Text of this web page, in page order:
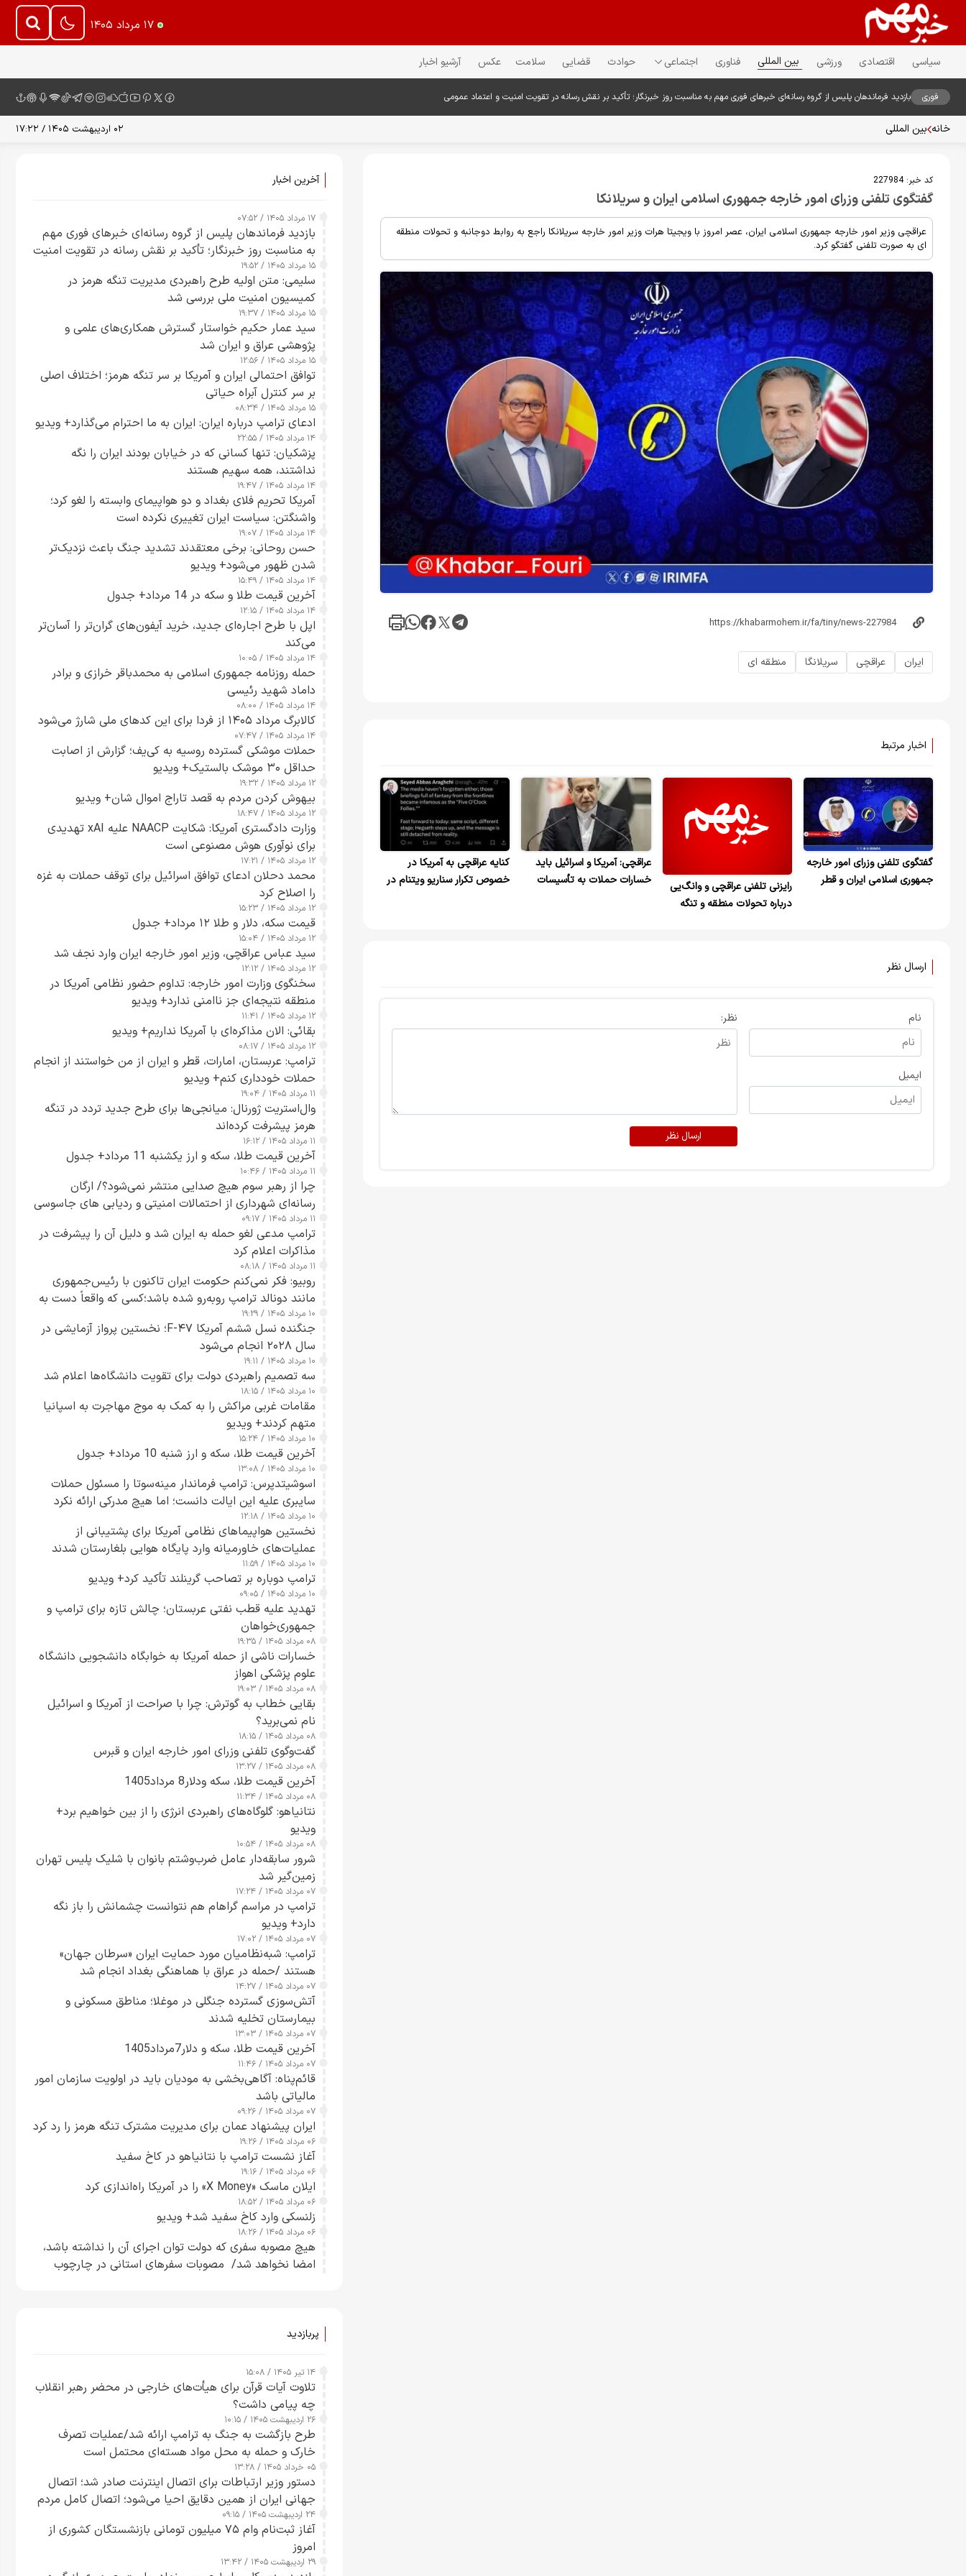
۱۷ مرداد ۱۴۰۵
سیاسی اقتصادی ورزشی بین المللی فناوری اجتماعی حوادث قضایی سلامت عکس آرشیو اخبار
فوری بازدید فرماندهان پلیس از گروه رسانه‌ای خبرهای فوری مهم به مناسبت روز خبرنگار؛ تأکید بر نقش رسانه در تقویت امنیت و اعتماد عمومی
خانه بین المللی ۰۲ اردیبهشت ۱۴۰۵ / ۱۷:۲۲
کد خبر:227984
گفتگوی تلفنی وزرای امور خارجه جمهوری اسلامی ایران و سریلانکا
عراقچی وزیر امور خارجه جمهوری اسلامی ایران، عصر امروز با ویجیتا هرات وزیر امور خارجه سریلانکا راجع به روابط دوجانبه و تحولات منطقه
ای به صورت تلفنی گفتگو کرد.
ایران عراقچی سریلانگا منطقه ای
اخبار مرتبط
گفتگوی تلفنی وزرای امور خارجه
جمهوری اسلامی ایران و قطر
رایزنی تلفنی عراقچی و وانگ‌یی
درباره تحولات منطقه و تنگه
عراقچی: آمریکا و اسرائیل باید
خسارات حملات به تأسیسات
کنایه عراقچی به آمریکا در
خصوص تکرار سناریو ویتنام در
ارسال نظر
نام
ایمیل
نظر:
ارسال نظر
آخرین اخبار
۱۷ مرداد ۱۴۰۵ / ۰۷:۵۲
بازدید فرماندهان پلیس از گروه رسانه‌ای خبرهای فوری مهم
به مناسبت روز خبرنگار؛ تأکید بر نقش رسانه در تقویت امنیت
و اعتماد عمومی
۱۵ مرداد ۱۴۰۵ / ۱۹:۵۲
سلیمی: متن اولیه طرح راهبردی مدیریت تنگه هرمز در
کمیسیون امنیت ملی بررسی شد
۱۵ مرداد ۱۴۰۵ / ۱۹:۳۷
سید عمار حکیم خواستار گسترش همکاری‌های علمی و
پژوهشی عراق و ایران شد
۱۵ مرداد ۱۴۰۵ / ۱۲:۵۶
توافق احتمالی ایران و آمریکا بر سر تنگه هرمز؛ اختلاف اصلی
بر سر کنترل آبراه حیاتی
۱۵ مرداد ۱۴۰۵ / ۰۸:۳۴
ادعای ترامپ درباره ایران: ایران به ما احترام می‌گذارد+ ویدیو
۱۴ مرداد ۱۴۰۵ / ۲۲:۵۵
پزشکیان: تنها کسانی که در خیابان بودند ایران را نگه
نداشتند، همه سهیم هستند
۱۴ مرداد ۱۴۰۵ / ۱۹:۴۷
آمریکا تحریم فلای بغداد و دو هواپیمای وابسته را لغو کرد؛
واشنگتن: سیاست ایران تغییری نکرده است
۱۴ مرداد ۱۴۰۵ / ۱۹:۰۷
حسن روحانی: برخی معتقدند تشدید جنگ باعث نزدیک‌تر
شدن ظهور می‌شود+ ویدیو
۱۴ مرداد ۱۴۰۵ / ۱۵:۴۹
آخرین قیمت طلا و سکه در 14 مرداد+ جدول
۱۴ مرداد ۱۴۰۵ / ۱۲:۱۵
اپل با طرح اجاره‌ای جدید، خرید آیفون‌های گران‌تر را آسان‌تر
می‌کند
۱۴ مرداد ۱۴۰۵ / ۱۰:۰۵
حمله روزنامه جمهوری اسلامی به محمدباقر خرازی و برادر
داماد شهید رئیسی
۱۴ مرداد ۱۴۰۵ / ۰۸:۰۰
کالابرگ مرداد ۱۴۰۵ از فردا برای این کدهای ملی شارژ می‌شود
۱۴ مرداد ۱۴۰۵ / ۰۷:۴۷
حملات موشکی گسترده روسیه به کی‌یف؛ گزارش از اصابت
حداقل ۳۰ موشک بالستیک+ ویدیو
۱۲ مرداد ۱۴۰۵ / ۱۹:۳۲
بیهوش کردن مردم به قصد تاراج اموال شان+ ویدیو
۱۲ مرداد ۱۴۰۵ / ۱۸:۴۷
وزارت دادگستری آمریکا: شکایت NAACP علیه xAI تهدیدی
برای نوآوری هوش مصنوعی است
۱۲ مرداد ۱۴۰۵ / ۱۷:۲۱
محمد دحلان ادعای توافق اسرائیل برای توقف حملات به غزه
را اصلاح کرد
۱۲ مرداد ۱۴۰۵ / ۱۵:۲۳
قیمت سکه، دلار و طلا ۱۲ مرداد+ جدول
۱۲ مرداد ۱۴۰۵ / ۱۵:۰۴
سید عباس عراقچی، وزیر امور خارجه ایران وارد نجف شد
۱۲ مرداد ۱۴۰۵ / ۱۲:۱۲
سخنگوی وزارت امور خارجه: تداوم حضور نظامی آمریکا در
منطقه نتیجه‌ای جز ناامنی ندارد+ ویدیو
۱۲ مرداد ۱۴۰۵ / ۱۱:۴۱
بقائی: الان مذاکره‌ای با آمریکا نداریم+ ویدیو
۱۲ مرداد ۱۴۰۵ / ۰۸:۱۷
ترامپ: عربستان، امارات، قطر و ایران از من خواستند از انجام
حملات خودداری کنم+ ویدیو
۱۱ مرداد ۱۴۰۵ / ۱۹:۰۴
وال‌استریت ژورنال: میانجی‌ها برای طرح جدید تردد در تنگه
هرمز پیشرفت کرده‌اند
۱۱ مرداد ۱۴۰۵ / ۱۶:۱۲
آخرین قیمت طلا، سکه و ارز یکشنبه 11 مرداد+ جدول
۱۱ مرداد ۱۴۰۵ / ۱۰:۴۶
چرا از رهبر سوم هیچ صدایی منتشر نمی‌شود؟/ ارگان
رسانه‌ای شهرداری از احتمالات امنیتی و ردیابی های جاسوسی
گفت
۱۱ مرداد ۱۴۰۵ / ۰۹:۱۷
ترامپ مدعی لغو حمله به ایران شد و دلیل آن را پیشرفت در
مذاکرات اعلام کرد
۱۱ مرداد ۱۴۰۵ / ۰۸:۱۸
روبیو: فکر نمی‌کنم حکومت ایران تاکنون با رئیس‌جمهوری
مانند دونالد ترامپ روبه‌رو شده باشد؛کسی که واقعاً دست به
اقدام می‌زند
۱۰ مرداد ۱۴۰۵ / ۱۹:۲۹
جنگنده نسل ششم آمریکا F-۴۷؛ نخستین پرواز آزمایشی در
سال ۲۰۲۸ انجام می‌شود
۱۰ مرداد ۱۴۰۵ / ۱۹:۱۱
سه تصمیم راهبردی دولت برای تقویت دانشگاه‌ها اعلام شد
۱۰ مرداد ۱۴۰۵ / ۱۸:۱۵
مقامات غربی مراکش را به کمک به موج مهاجرت به اسپانیا
متهم کردند+ ویدیو
۱۰ مرداد ۱۴۰۵ / ۱۵:۲۴
آخرین قیمت طلا، سکه و ارز شنبه 10 مرداد+ جدول
۱۰ مرداد ۱۴۰۵ / ۱۳:۰۸
اسوشیتدپرس: ترامپ فرماندار مینه‌سوتا را مسئول حملات
سایبری علیه این ایالت دانست؛ اما هیچ مدرکی ارائه نکرد
۱۰ مرداد ۱۴۰۵ / ۱۲:۱۸
نخستین هواپیماهای نظامی آمریکا برای پشتیبانی از
عملیات‌های خاورمیانه وارد پایگاه هوایی بلغارستان شدند
۱۰ مرداد ۱۴۰۵ / ۱۱:۵۹
ترامپ دوباره بر تصاحب گرینلند تأکید کرد+ ویدیو
۱۰ مرداد ۱۴۰۵ / ۰۹:۰۵
تهدید علیه قطب نفتی عربستان؛ چالش تازه برای ترامپ و
جمهوری‌خواهان
۰۸ مرداد ۱۴۰۵ / ۱۹:۳۵
خسارات ناشی از حمله آمریکا به خوابگاه دانشجویی دانشگاه
علوم پزشکی اهواز
۰۸ مرداد ۱۴۰۵ / ۱۹:۰۳
بقایی خطاب به گوترش: چرا با صراحت از آمریکا و اسرائیل
نام نمی‌برید؟
۰۸ مرداد ۱۴۰۵ / ۱۸:۱۵
گفت‌وگوی تلفنی وزرای امور خارجه ایران و قبرس
۰۸ مرداد ۱۴۰۵ / ۱۳:۲۷
آخرین قیمت طلا، سکه ودلار8 مرداد1405
۰۸ مرداد ۱۴۰۵ / ۱۱:۳۴
نتانیاهو: گلوگاه‌های راهبردی انرژی را از بین خواهیم برد+
ویدیو
۰۸ مرداد ۱۴۰۵ / ۱۰:۵۴
شرور سابقه‌دار عامل ضرب‌وشتم بانوان با شلیک پلیس تهران
زمین‌گیر شد
۰۷ مرداد ۱۴۰۵ / ۱۷:۲۴
ترامپ در مراسم گراهام هم نتوانست چشمانش را باز نگه
دارد+ ویدیو
۰۷ مرداد ۱۴۰۵ / ۱۷:۰۲
ترامپ: شبه‌نظامیان مورد حمایت ایران «سرطان جهان»
هستند /حمله در عراق با هماهنگی بغداد انجام شد
۰۷ مرداد ۱۴۰۵ / ۱۴:۲۷
آتش‌سوزی گسترده جنگلی در موغلا؛ مناطق مسکونی و
بیمارستان تخلیه شدند
۰۷ مرداد ۱۴۰۵ / ۱۳:۰۳
آخرین قیمت طلا، سکه و دلار7مرداد1405
۰۷ مرداد ۱۴۰۵ / ۱۱:۴۶
قائم‌پناه: آگاهی‌بخشی به مودیان باید در اولویت سازمان امور
مالیاتی باشد
۰۷ مرداد ۱۴۰۵ / ۰۹:۲۶
ایران پیشنهاد عمان برای مدیریت مشترک تنگه هرمز را رد کرد
۰۶ مرداد ۱۴۰۵ / ۱۹:۲۶
آغاز نشست ترامپ با نتانیاهو در کاخ سفید
۰۶ مرداد ۱۴۰۵ / ۱۹:۱۶
ایلان ماسک «X Money» را در آمریکا راه‌اندازی کرد
۰۶ مرداد ۱۴۰۵ / ۱۸:۵۲
زلنسکی وارد کاخ سفید شد+ ویدیو
۰۶ مرداد ۱۴۰۵ / ۱۸:۲۶
هیچ مصوبه سفری که دولت توان اجرای آن را نداشته باشد،
امضا نخواهد شد/ مصوبات سفرهای استانی در چارچوب
پربازدید
۱۴ تیر ۱۴۰۵ / ۱۵:۰۸
تلاوت آیات قرآن برای هیأت‌های خارجی در محضر رهبر انقلاب
چه پیامی داشت؟
۲۶ اردیبهشت ۱۴۰۵ / ۱۰:۱۵
طرح‌ بازگشت به جنگ به ترامپ ارائه شد/عملیات تصرف
خارک و حمله به محل مواد هسته‌ای محتمل است
۰۵ خرداد ۱۴۰۵ / ۱۳:۲۸
دستور وزیر ارتباطات برای اتصال اینترنت صادر شد؛ اتصال
جهانی ایران از همین دقایق احیا می‌شود؛ اتصال کامل مردم
تا ۲۴ ساعت آینده
۲۴ اردیبهشت ۱۴۰۵ / ۰۹:۱۵
آغاز ثبت‌نام وام ۷۵ میلیون تومانی بازنشستگان کشوری از
امروز
۲۹ اردیبهشت ۱۴۰۵ / ۱۳:۴۲